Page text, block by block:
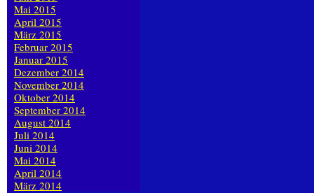
Mai 2015
April 2015
März 2015
Februar 2015
Januar 2015
Dezember 2014
November 2014
Oktober 2014
September 2014
August 2014
Juli 2014
Juni 2014
Mai 2014
April 2014
März 2014